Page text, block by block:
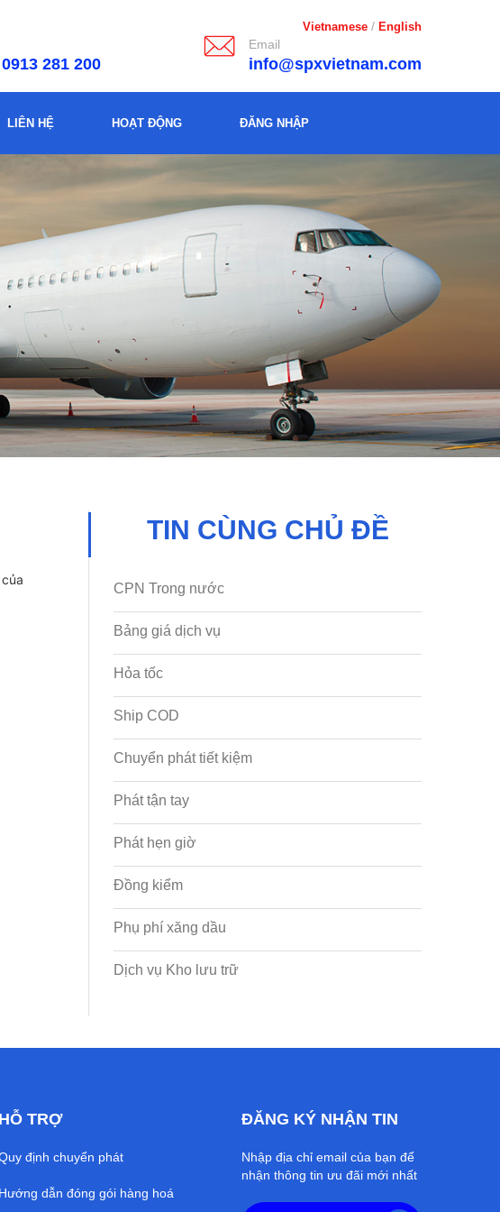
0913 281 200
Vietnamese / English
Email
info@spxvietnam.com
LIÊN HỆ HOẠT ĐỘNG ĐĂNG NHẬP
TIN CÙNG CHỦ ĐỀ
CPN Trong nước
Bảng giá dịch vụ
Hỏa tốc
Ship COD
Chuyển phát tiết kiệm
Phát tận tay
Phát hẹn giờ
Đồng kiểm
Phụ phí xăng dầu
Dịch vụ Kho lưu trữ
HỖ TRỢ
định chuyển phát
Hướng dẫn đóng gói hàng hoá
ĐĂNG KÝ NHẬN TIN
Nhập địa chỉ email của bạn để
nhận thông tin ưu đãi mới nhất